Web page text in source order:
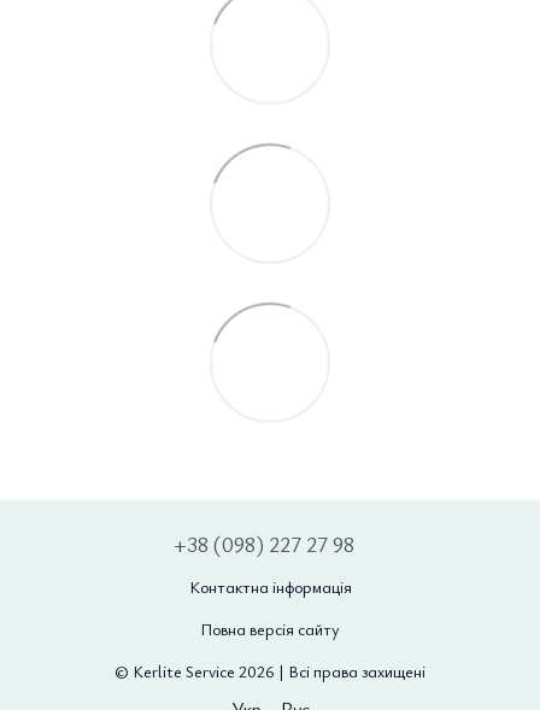
+38 (098) 227 27 98
Контактна інформація
Повна версія сайту
© Kerlite Service 2026 | Всі права захищені